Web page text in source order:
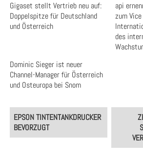
Gigaset stellt Vertrieb neu auf:
Doppelspitze für Deutschland
und Österreich
api
zum
des
Dominic Sieger ist neuer
Channel-Manager für Österreich
und Osteuropa bei Snom
Post
navigation
EPSON TINTENTANKDRUCKER
BEVORZUGT